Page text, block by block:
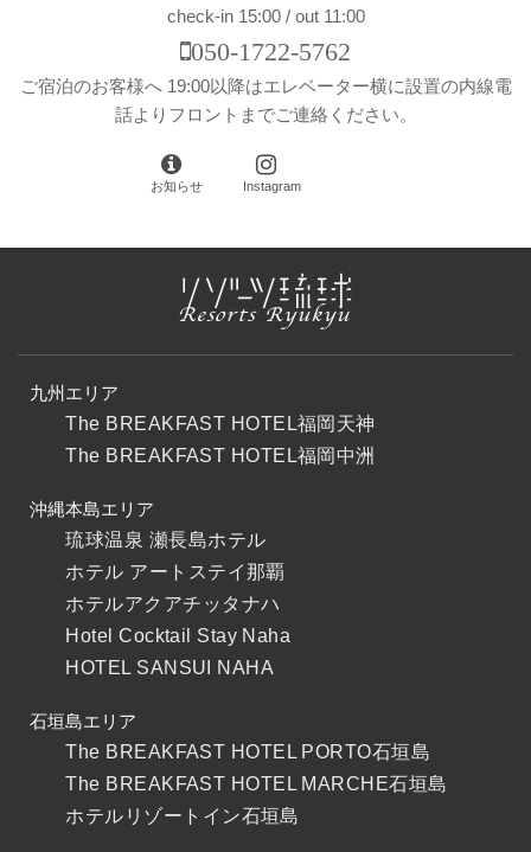
check-in 15:00 / out 11:00
050-1722-5762
ご宿泊のお客様へ 19:00以降はエレベーター横に設置の内線電
話よりフロントまでご連絡ください。
お知らせ Instagram
九州エリア
The BREAKFAST HOTEL福岡天神
The BREAKFAST HOTEL福岡中洲
沖縄本島エリア
琉球温泉 瀬長島ホテル
ホテル アートステイ那覇
ホテルアクアチッタナハ
Hotel Cocktail Stay Naha
HOTEL SANSUI NAHA
石垣島エリア
The BREAKFAST HOTEL PORTO石垣島
The BREAKFAST HOTEL MARCHE石垣島
ホテルリゾートイン石垣島